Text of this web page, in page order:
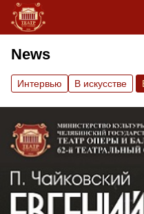
News
Интервью В искусстве